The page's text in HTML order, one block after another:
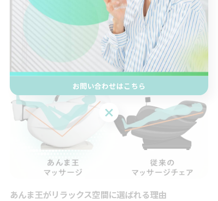
時間でも全身がしっかりほぐれる」「待ち時間のストレ
スが軽減できる」など、満足度の高い評価が多く見られ
ます。レンタルならではのメンテナンスやサポート体制
も整っているため、安心して継続利用できる点が特徴で
す。
あんま王がリラックス空間に選ばれる理由
お問い合わせはこちら
お問い合わせはこちら